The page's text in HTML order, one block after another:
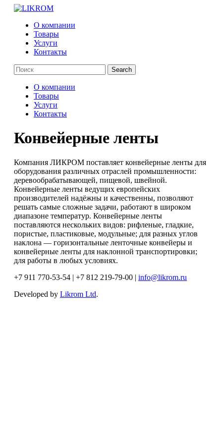
О компании
Товары
Услуги
Контакты
О компании
Товары
Услуги
Контакты
Конвейерные ленты
Компания ЛИКРОМ поставляет конвейерные ленты для
оборудования различных отраслей промышленности:
деревообрабатывающей, пищевой, швейной.
Конвейерные ленты ведущих европейских
производителей надёжны и качественны, позволяют
решать самые сложные задачи, работают в широком
диапазоне температур. Конвейерные ленты
поставляются нескольких видов: рифленые, гладкие,
пористые, пластиковые, модульные; для разных углов
наклона — горизонтальные ленточные конвейеры и
конвейерные ленты для наклонной транспортировки;
для работы в любых условиях.
+7 911 770-53-54 | +7 812 219-79-00 | info@likrom.ru
Developed by Likrom Ltd.